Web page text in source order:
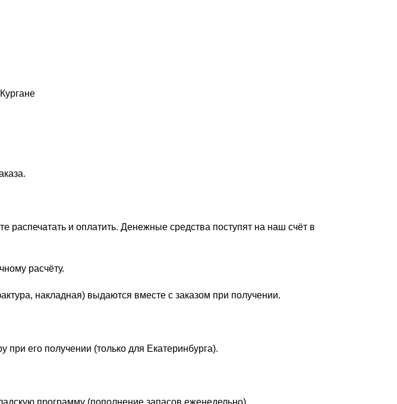
и оплатить. Денежные средства поступят на наш счёт в
расчёту.
накладная) выдаются вместе с заказом при получении.
его получении (только для Екатеринбурга).